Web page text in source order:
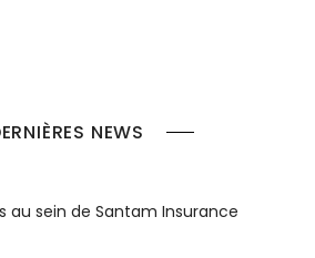
NEWS
au sein de Santam Insurance